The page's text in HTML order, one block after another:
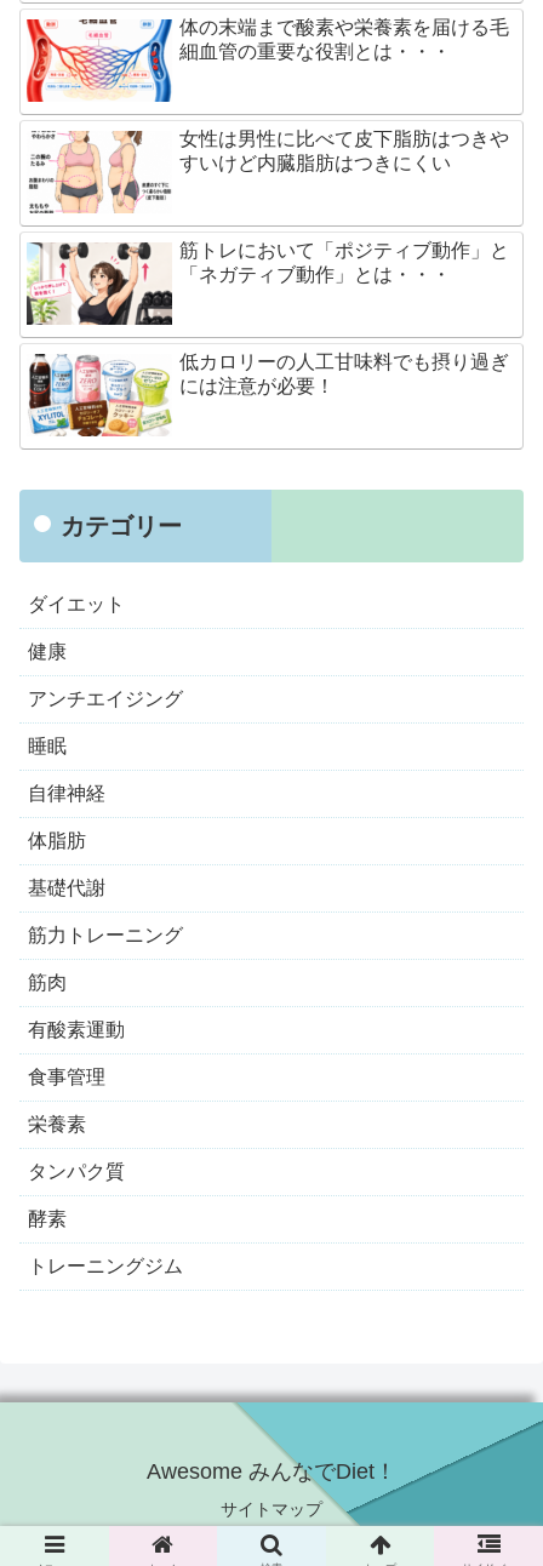
体の末端まで酸素や栄養素を届ける毛
細血管の重要な役割とは・・・
女性は男性に比べて皮下脂肪はつきや
すいけど内臓脂肪はつきにくい
筋トレにおいて「ポジティブ動作」と
「ネガティブ動作」とは・・・
低カロリーの人工甘味料でも摂り過ぎ
には注意が必要！
カテゴリー
ダイエット
健康
アンチエイジング
睡眠
自律神経
体脂肪
基礎代謝
筋力トレーニング
筋肉
有酸素運動
食事管理
栄養素
タンパク質
酵素
トレーニングジム
Awesome みんなでDiet！
サイトマップ
© 2021 Awesome みんなでDiet！.